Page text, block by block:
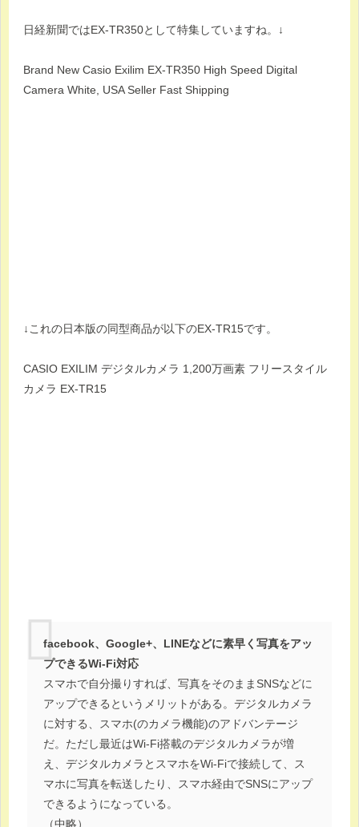
日経新聞ではEX-TR350として特集していますね。↓
Brand New Casio Exilim EX-TR350 High Speed Digital
Camera White, USA Seller Fast Shipping
↓これの日本版の同型商品が以下のEX-TR15です。
CASIO EXILIM デジタルカメラ 1,200万画素 フリースタイル
カメラ EX-TR15
facebook、Google+、LINEなどに素早く写真をアッ
プできるWi-Fi対応
スマホで自分撮りすれば、写真をそのままSNSなどに
アップできるというメリットがある。デジタルカメラ
に対する、スマホ(のカメラ機能)のアドバンテージ
だ。ただし最近はWi-Fi搭載のデジタルカメラが増
え、デジタルカメラとスマホをWi-Fiで接続して、ス
マホに写真を転送したり、スマホ経由でSNSにアップ
できるようになっている。
（中略）